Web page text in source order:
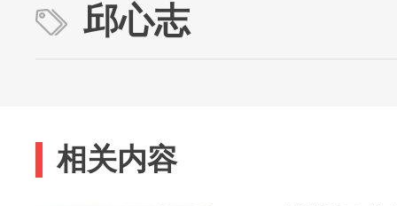
邱心志
相关内容